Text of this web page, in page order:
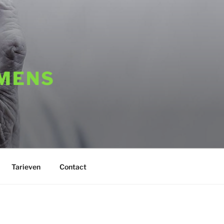
Tarieven Contact